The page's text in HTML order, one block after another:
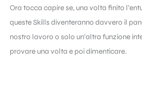
Ora tocca capire se, una volta finito
queste Skills diventeranno davvero il
nostro lavoro o solo un’altra funzione
provare una volta e poi dimenticare.